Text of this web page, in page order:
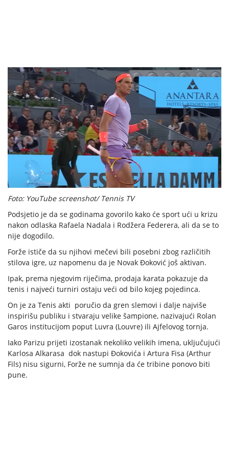
Foto: YouTube screenshot/ Tennis TV
Podsjetio je da se godinama govorilo kako će sport ući u krizu
nakon odlaska Rafaela Nadala i Rodžera Federera, ali da se to
nije dogodilo.
Forže ističe da su njihovi mečevi bili posebni zbog različitih
stilova igre, uz napomenu da je Novak Đoković još aktivan.
Ipak, prema njegovim riječima, prodaja karata pokazuje da
tenis i najveći turniri ostaju veći od bilo kojeg pojedinca.
On je za Tenis akti poručio da gren slemovi i dalje najviše
inspirišu publiku i stvaraju velike šampione, nazivajući Rolan
Garos institucijom poput Luvra (Louvre) ili Ajfelovog tornja.
Iako Parizu prijeti izostanak nekoliko velikih imena, uključujući
Karlosa Alkarasa dok nastupi Đokovića i Artura Fisa (Arthur
Fils) nisu sigurni, Forže ne sumnja da će tribine ponovo biti
pune.